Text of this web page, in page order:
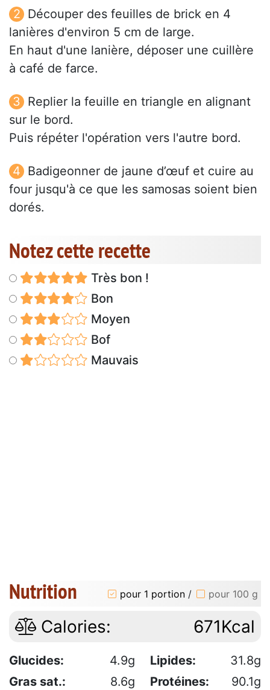
Découper des feuilles de brick en 4
lanières d'environ 5 cm de large.
En haut d'une lanière, déposer une cuillère
à café de farce.
Replier la feuille en triangle en alignant
sur le bord.
Puis répéter l'opération vers l'autre bord.
Badigeonner de jaune d’œuf et cuire au
four jusqu'à ce que les samosas soient bien
dorés.
Notez cette recette
Très bon !
Bon
Moyen
Bof
Mauvais
Nutrition pour 1 portion / pour 100 g
Calories: 671Kcal
Glucides: 4.9g Lipides:
31.8g
Gras sat.:
8.6g Protéines:
90.1g